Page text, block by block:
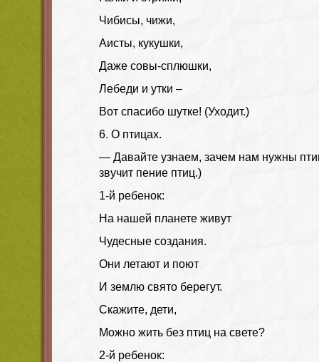
Чибисы, чижи,
Аисты, кукушки,
Даже совы-сплюшки,
Лебеди и утки –
Вот спасибо шутке! (Уходит.)
6. О птицах.
— Давайте узнаем, зачем нам нужны
звучит пение птиц.)
1-й ребенок:
На нашей планете живут
Чудесные создания.
Они летают и поют
И землю свято берегут.
Скажите, дети,
Можно жить без птиц на свете?
2-й ребенок: